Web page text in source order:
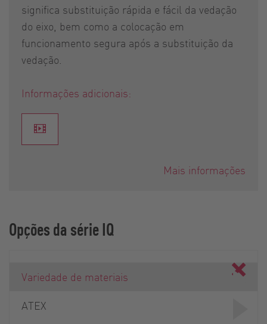
significa substituição rápida e fácil da vedação
do eixo, bem como a colocação em
funcionamento segura após a substituição da
vedação.
Informações adicionais:
Mais informações
Opções da série IQ
Variedade de materiais
ATEX